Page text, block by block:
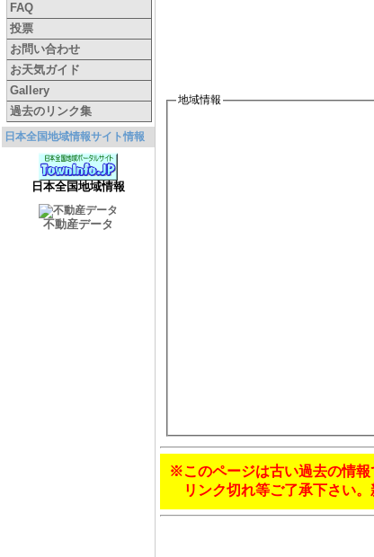
FAQ
投票
お問い合わせ
お天気ガイド
Gallery
過去のリンク集
日本全国地域情報サイト情報
日本全国地域情報
不動産データ
地域情報
※このページは古い過去の情報
リンク切れ等ご了承下さい。